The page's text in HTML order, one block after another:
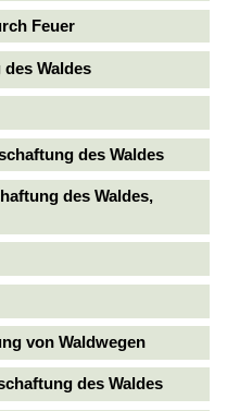
Feuer
Waldes
des Waldes
des Waldes,
von Waldwegen
des Waldes